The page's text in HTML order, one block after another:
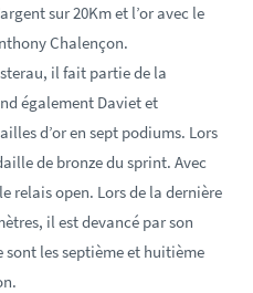
sur 20Km et l’or avec le
Chalençon.
il fait partie de la
également Daviet et
d’or en sept podiums. Lors
de bronze du sprint. Avec
relais open. Lors de la dernière
il est devancé par son
les septième et huitième